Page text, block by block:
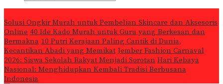
Solusi Ongkir Murah untuk Pembelian Skincare dan Aksesoris
Online 40 Ide Kado Murah untuk Guru yang Berkesan dan
Bermakna 10 Putri Kerajaan Paling Cantik di Dunia,
Kecantikan Abadi yang Memikat Jember Fashion Carnaval
2026: Siswa Sekolah Rakyat Menjadi Sorotan Hari Kebaya
Nasional: Menghidupkan Kembali Tradisi Berbusana
Indonesia